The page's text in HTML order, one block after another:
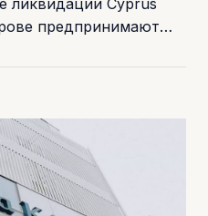
предпринимают…